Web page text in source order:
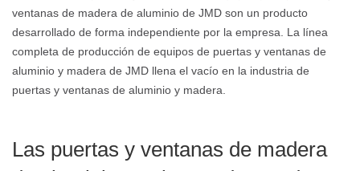
ventanas de madera de aluminio de JMD son un producto
desarrollado de forma independiente por la empresa. La línea
completa de producción de equipos de puertas y ventanas de
aluminio y madera de JMD llena el vacío en la industria de
puertas y ventanas de aluminio y madera.
Las puertas y ventanas de madera